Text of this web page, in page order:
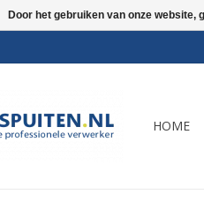
HOME
Door het gebruiken van onze